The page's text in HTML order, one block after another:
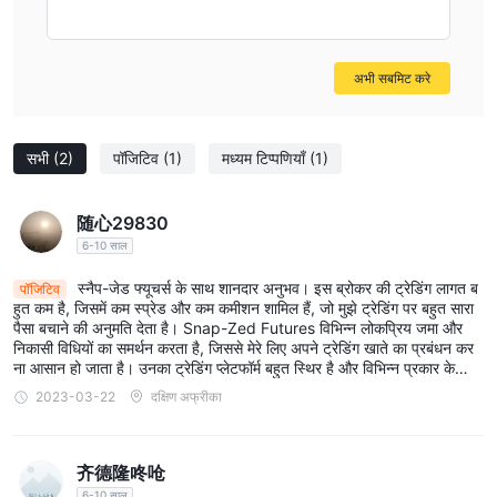
को बढ़ाने के लिए इसमें संलग्न है।
Snap-Zed Futuresअपने ग्राहकों को लोकप्रिय एमटी5 ट्रेडिंग प्लेटफॉर्म तक पहुंच
इस शक्तिशाली प्लेटफॉर्म के सुविधाजनक कार्यक्षेत्र (विशेषज्ञ सलाहकार) के लिए व्यापारी
बाजार गतिविधि का त्वरित विश्लेषण कर सकते हैं, व्यापार कर सकते हैं और स्वचालित
सिस्टम को एकीकृत कर सकते हैं। उपरोक्त सभी विशेषताओं सहित, वित्तीय बाजारों में
ट्रेडिंग शुरू करने के लिए आपको जो कुछ भी चाहिए, वह सब एक ही, सुविधाजनक
ट्रेडिंग उपकरण
mt5 ट्रेडिंग प्लेटफॉर्म के अलावा, Snap-Zed Futures आर्थिक कैलेंडर, पिप
कैलकुलेटर, स्थिति आकार कैलकुलेटर, मार्जिन कैलकुलेटर सहित कुछ व्यापारिक
उपकरण भी प्रदान करता है।
भुगतान की विधि
Bitcoin
सभी (2) पॉजिटिव (1) मध्यम टिप्पणियाँ (1)
随心29830
6-10 साल
पॉजिटिव
स्नैप-जेड फ्यूचर्स के साथ शानदार अनुभव। इस ब्रोकर की ट्रेडिंग लागत ब
हुत कम है, जिसमें कम स्प्रेड और कम कमीशन शामिल हैं, जो मुझे ट्रेडिंग पर बहुत सारा
पैसा बचाने की अनुमति देता है। Snap-Zed Futures विभिन्न लोकप्रिय जमा और
निकासी विधियों का समर्थन करता है, जिससे मेरे लिए अपने ट्रेडिंग खाते का प्रबंधन कर
ना आसान हो जाता है। उनका ट्रेडिंग प्लेटफॉर्म बहुत स्थिर है और विभिन्न प्रकार के
ट्रेडिंग टूल्स और संकेतकों का समर्थन करता है, जो मुझे अधिक सटीक व्यापार करने की
अनुमति देता है।
2023-03-22 दक्षिण अफ्रीका
齐德隆咚呛
अभी सबमिट करे